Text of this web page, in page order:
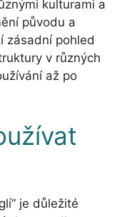
kulturami a
původu a
zásadní pohled
v různých
až po
je důležité